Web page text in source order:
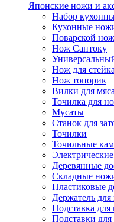
Японские ножи и
Набор
Кухонные
Поварской нож
Нож Сантоку
Нож для стейка
Нож топорик
Вилки для мяса
Точилка для
Мусаты
Станок для
Точилки
Точильные
Деревянные
Складные
Пластиковые
Держатель
Подставка
Подставки